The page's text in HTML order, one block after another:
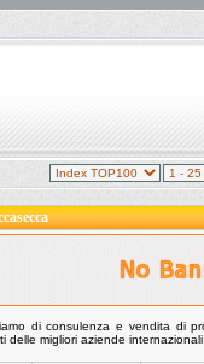
di consulenza e vendita di
delle migliori aziende